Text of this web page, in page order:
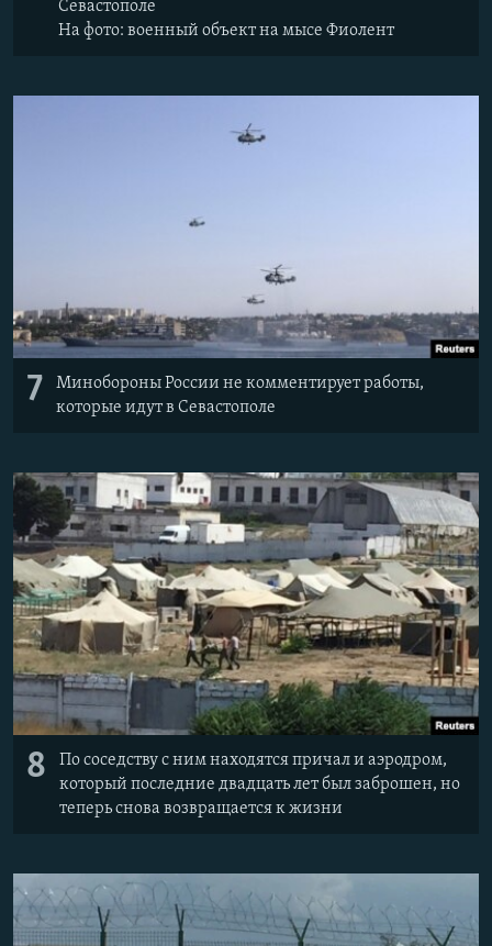
Севастополе
На фото: военный объект на мысе Фиолент
7
Минобороны России не комментирует работы,
которые идут в Севастополе
8
По соседству с ним находятся причал и аэродром,
который последние двадцать лет был заброшен, но
теперь снова возвращается к жизни